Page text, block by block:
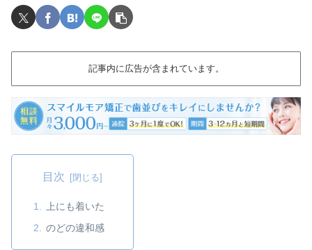
記事内に広告が含まれています。
目次
上にも着いた
のどの違和感